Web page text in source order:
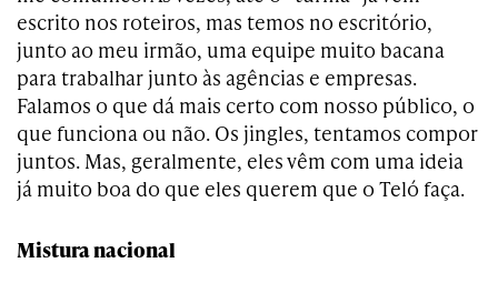
escrito nos roteiros, mas temos no escritório,
junto ao meu irmão, uma equipe muito bacana
para trabalhar junto às agências e empresas.
Falamos o que dá mais certo com nosso público, o
que funciona ou não. Os jingles, tentamos compor
juntos. Mas, geralmente, eles vêm com uma ideia
já muito boa do que eles querem que o Teló faça.
Mistura nacional